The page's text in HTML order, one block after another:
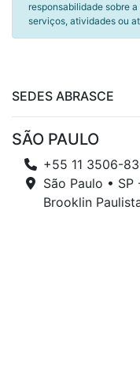
responsabilidade sobre
serviços, atividades ou
SEDES ABRASCE
SÃO PAULO
+55 11 3506-
São Paulo • SP
Brooklin